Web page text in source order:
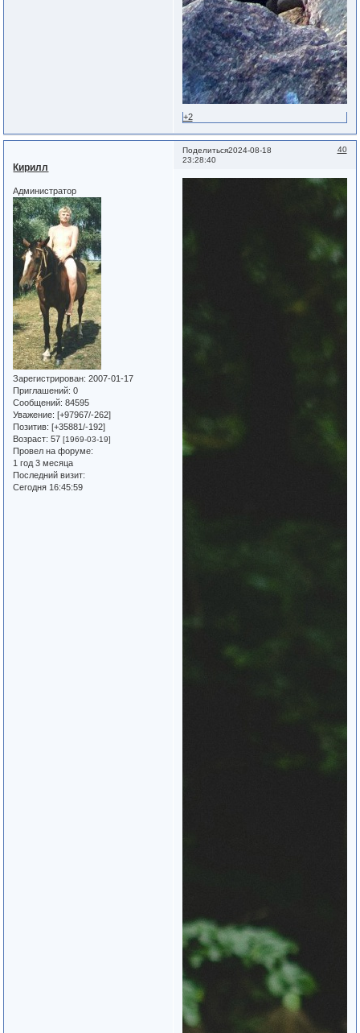
+2
Поделиться 40
2024-08-18
23:28:40
Кирилл
Администратор
Зарегистрирован: 2007-01-17
Приглашений: 0
Сообщений: 84595
Уважение: [+97967/-262]
Позитив: [+35881/-192]
Возраст: 57[1969-03-19]
Провел на форуме:
1 год 3 месяца
Последний визит:
Сегодня 16:45:59